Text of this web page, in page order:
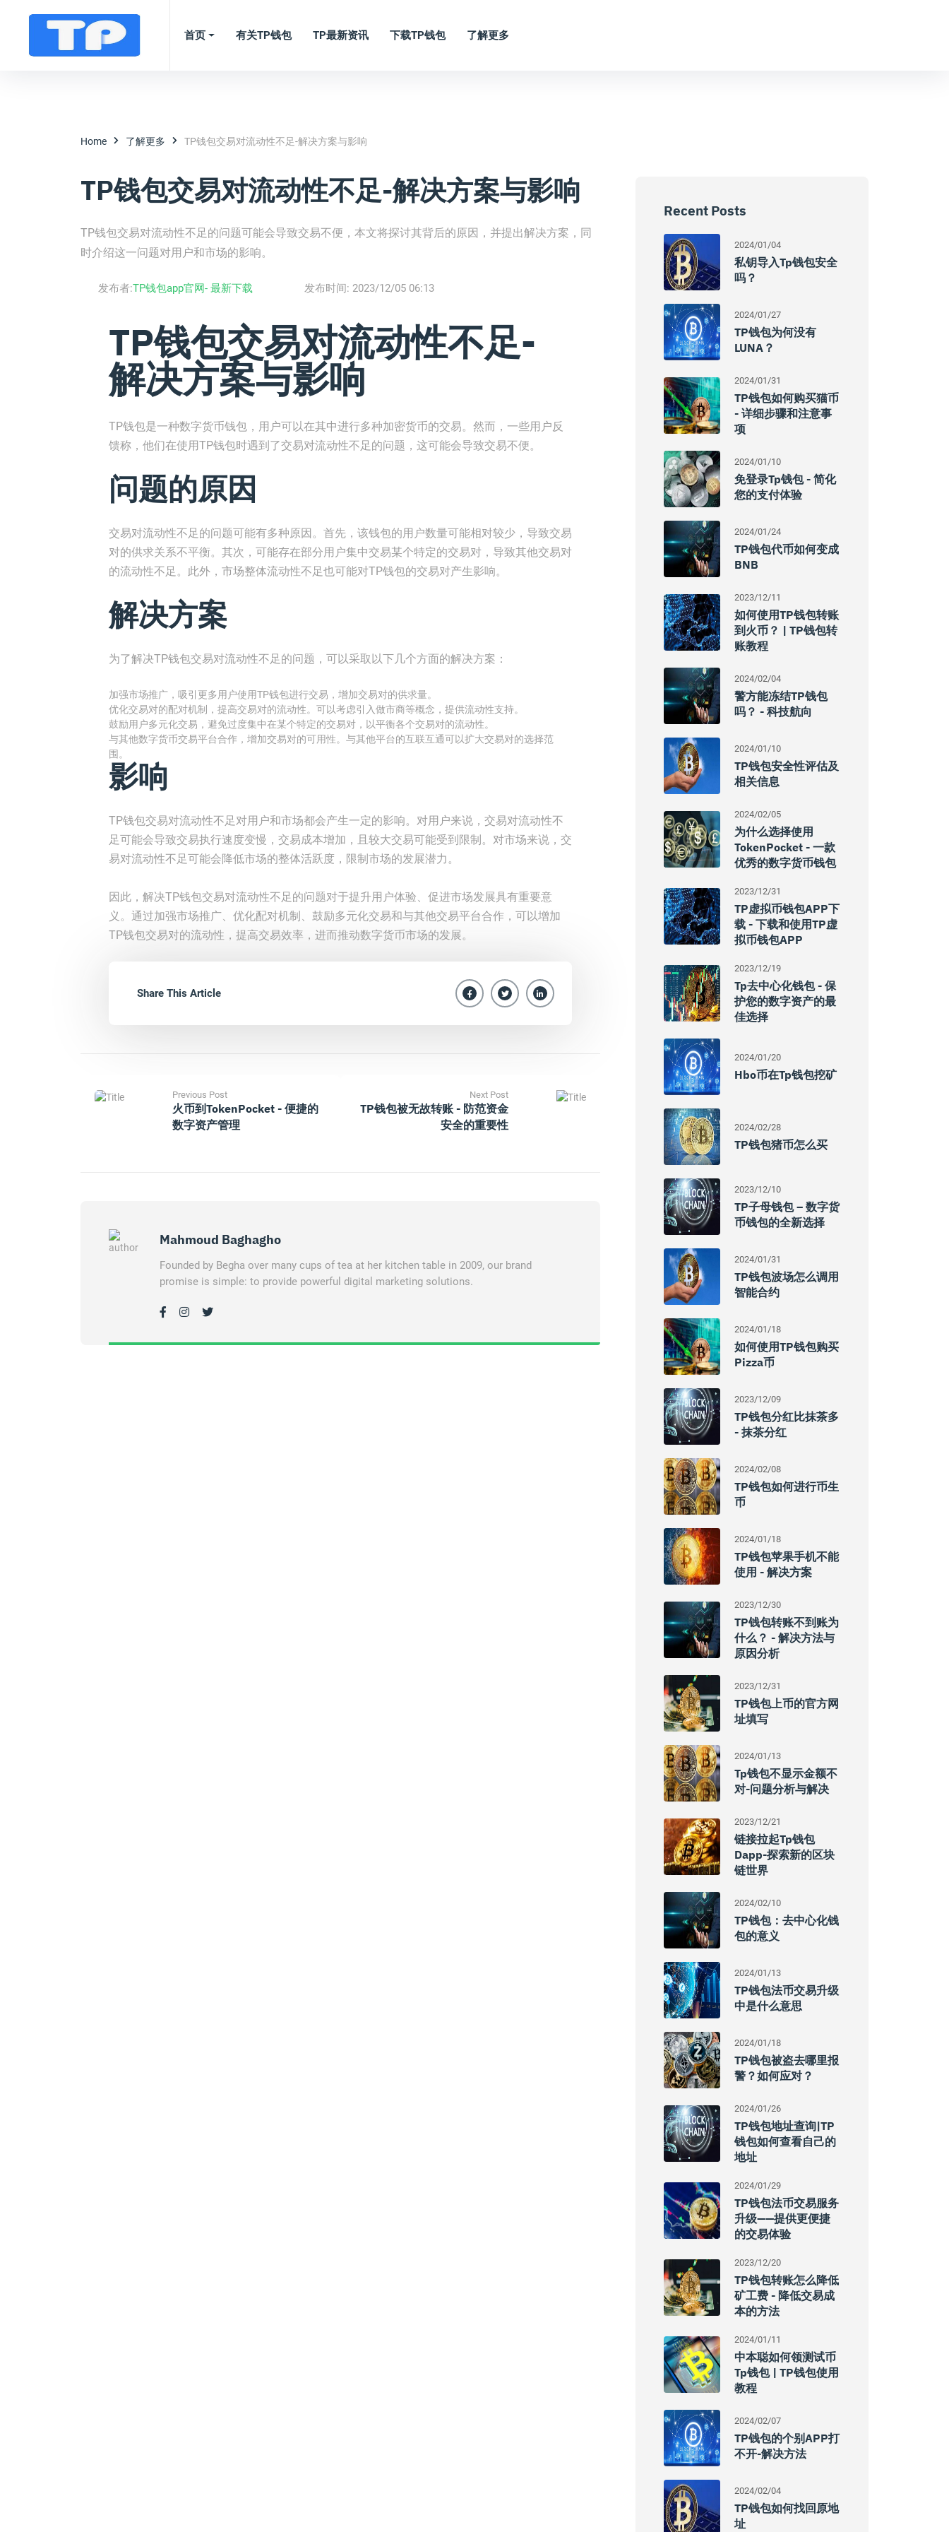
首页 有关TP钱包 TP最新资讯 下载TP钱包 了解更多
Home 了解更多 TP钱包交易对流动性不足-解决方案与影响
TP钱包交易对流动性不足-解决方案与影响
TP钱包交易对流动性不足的问题可能会导致交易不便，本文将探讨其背后的原因，并提出解决方案，同
时介绍这一问题对用户和市场的影响。
发布者:TP钱包app官网- 最新下载 发布时间: 2023/12/05 06:13
TP钱包交易对流动性不足-
解决方案与影响
TP钱包是一种数字货币钱包，用户可以在其中进行多种加密货币的交易。然而，一些用户反
馈称，他们在使用TP钱包时遇到了交易对流动性不足的问题，这可能会导致交易不便。
问题的原因
交易对流动性不足的问题可能有多种原因。首先，该钱包的用户数量可能相对较少，导致交易
对的供求关系不平衡。其次，可能存在部分用户集中交易某个特定的交易对，导致其他交易对
的流动性不足。此外，市场整体流动性不足也可能对TP钱包的交易对产生影响。
解决方案
为了解决TP钱包交易对流动性不足的问题，可以采取以下几个方面的解决方案：
加强市场推广，吸引更多用户使用TP钱包进行交易，增加交易对的供求量。
优化交易对的配对机制，提高交易对的流动性。可以考虑引入做市商等概念，提供流动性支持。
鼓励用户多元化交易，避免过度集中在某个特定的交易对，以平衡各个交易对的流动性。
与其他数字货币交易平台合作，增加交易对的可用性。与其他平台的互联互通可以扩大交易对的选择范
围。
影响
TP钱包交易对流动性不足对用户和市场都会产生一定的影响。对用户来说，交易对流动性不
足可能会导致交易执行速度变慢，交易成本增加，且较大交易可能受到限制。对市场来说，交
易对流动性不足可能会降低市场的整体活跃度，限制市场的发展潜力。
因此，解决TP钱包交易对流动性不足的问题对于提升用户体验、促进市场发展具有重要意
义。通过加强市场推广、优化配对机制、鼓励多元化交易和与其他交易平台合作，可以增加
TP钱包交易对的流动性，提高交易效率，进而推动数字货币市场的发展。
Share This Article
Previous Post
火币到TokenPocket - 便捷的
数字资产管理
Next Post
TP钱包被无故转账 - 防范资金
安全的重要性
Mahmoud Baghagho
Founded by Begha over many cups of tea at her kitchen table in 2009, our brand
promise is simple: to provide powerful digital marketing solutions.
Recent Posts
2024/01/04
私钥导入tp钱包安全
吗？
2024/01/27
TP钱包为何没有
LUNA？
2024/01/31
TP钱包如何购买猫币
- 详细步骤和注意事
项
2024/01/10
免登录tp钱包 - 简化
您的支付体验
2024/01/24
TP钱包代币如何变成
BNB
2023/12/11
如何使用TP钱包转账
到火币？ | TP钱包转
账教程
2024/02/04
警方能冻结TP钱包
吗？ - 科技航向
2024/01/10
TP钱包安全性评估及
相关信息
2024/02/05
为什么选择使用
TokenPocket - 一款
优秀的数字货币钱包
2023/12/31
TP虚拟币钱包APP下
载 - 下载和使用TP虚
拟币钱包APP
2023/12/19
Tp去中心化钱包 - 保
护您的数字资产的最
佳选择
2024/01/20
Hbo币在tp钱包挖矿
2024/02/28
TP钱包猪币怎么买
2023/12/10
TP子母钱包 – 数字货
币钱包的全新选择
2024/01/31
TP钱包波场怎么调用
智能合约
2024/01/18
如何使用TP钱包购买
Pizza币
2023/12/09
TP钱包分红比抹茶多
- 抹茶分红
2024/02/08
TP钱包如何进行币生
币
2024/01/18
TP钱包苹果手机不能
使用 - 解决方案
2023/12/30
TP钱包转账不到账为
什么？ - 解决方法与
原因分析
2023/12/31
TP钱包上币的官方网
址填写
2024/01/13
Tp钱包不显示金额不
对-问题分析与解决
2023/12/21
链接拉起tp钱包
Dapp-探索新的区块
链世界
2024/02/10
TP钱包：去中心化钱
包的意义
2024/01/13
TP钱包法币交易升级
中是什么意思
2024/01/18
TP钱包被盗去哪里报
警？如何应对？
2024/01/26
TP钱包地址查询|TP
钱包如何查看自己的
地址
2024/01/29
TP钱包法币交易服务
升级——提供更便捷
的交易体验
2023/12/20
TP钱包转账怎么降低
矿工费 - 降低交易成
本的方法
2024/01/11
中本聪如何领测试币
Tp钱包 | TP钱包使用
教程
2024/02/07
TP钱包的个别APP打
不开-解决方法
2024/02/04
TP钱包如何找回原地
址